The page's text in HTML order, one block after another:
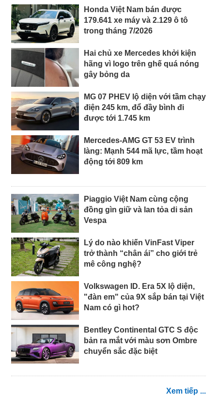
Honda Việt Nam bán được
179.641 xe máy và 2.129 ô tô
trong tháng 7/2026
Hai chủ xe Mercedes khởi kiện
hãng vì logo trên ghế quá nóng
gây bỏng da
MG 07 PHEV lộ diện với tầm chạy
điện 245 km, đổ đầy bình đi
được tới 1.745 km
Mercedes-AMG GT 53 EV trình
làng: Mạnh 544 mã lực, tầm hoạt
động tới 809 km
Piaggio Việt Nam cùng cộng
đồng gìn giữ và lan tỏa di sản
Vespa
Lý do nào khiến VinFast Viper
trở thành “chân ái” cho giới trẻ
mê công nghệ?
Volkswagen ID. Era 5X lộ diện,
"đàn em" của 9X sắp bán tại Việt
Nam có gì hot?
Bentley Continental GTC S độc
bản ra mắt với màu sơn Ombre
chuyển sắc đặc biệt
Xem tiếp ...